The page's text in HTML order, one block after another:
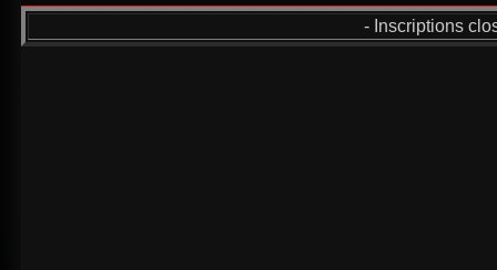
- Inscriptions